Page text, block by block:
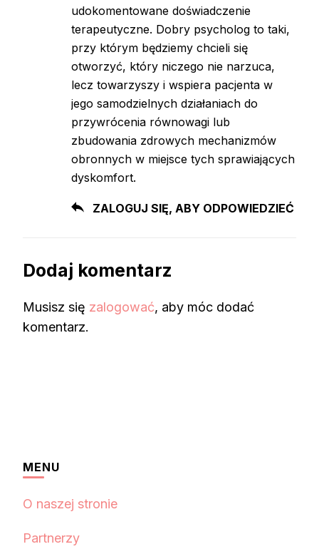
udokomentowane doświadczenie
terapeutyczne. Dobry psycholog to taki,
przy którym będziemy chcieli się
otworzyć, który niczego nie narzuca,
lecz towarzyszy i wspiera pacjenta w
jego samodzielnych działaniach do
przywrócenia równowagi lub
zbudowania zdrowych mechanizmów
obronnych w miejsce tych sprawiających
dyskomfort.
ZALOGUJ SIĘ, ABY ODPOWIEDZIEĆ
Dodaj komentarz
Musisz się zalogować, aby móc dodać
komentarz.
MENU
O naszej stronie
Partnerzy